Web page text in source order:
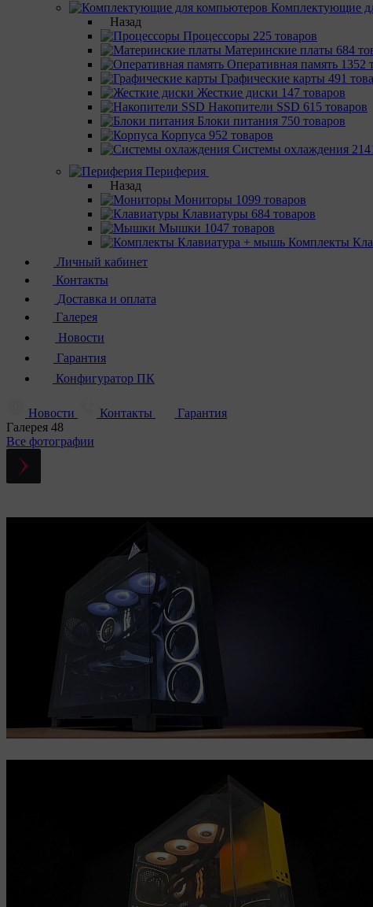
Комплектующие
Назад
Процессоры 225 товаров
Материнcкие платы 684
Оперативная память 1352
Графические карты 491
Жесткие диски 147 товаров
Накопители SSD 615 товаров
Блоки питания 750 товаров
Корпуса 952 товаров
Системы охлаждения
Периферия
Назад
Мониторы 1099 товаров
Клавиатуры 684 товаров
Мышки 1047 товаров
Комплекты
Личный кабинет
Контакты
Доставка и оплата
Галерея
Новости
Гарантия
Конфигуратор ПК
Новости Контакты
Гарантия
Галерея 48
Все фотографии